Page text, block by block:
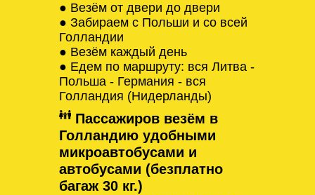
● Везём от двери до двери
● Забираем с Польши и со всей
Голландии
● Везём каждый день
● Едем по маршруту: вся Литва -
Польша - Германия - вся
Голландия (Нидерланды)
Пассажиров везём в
Голландию удобными
микроавтобусами и
автобусами (безплатно
багаж 30 кг.)